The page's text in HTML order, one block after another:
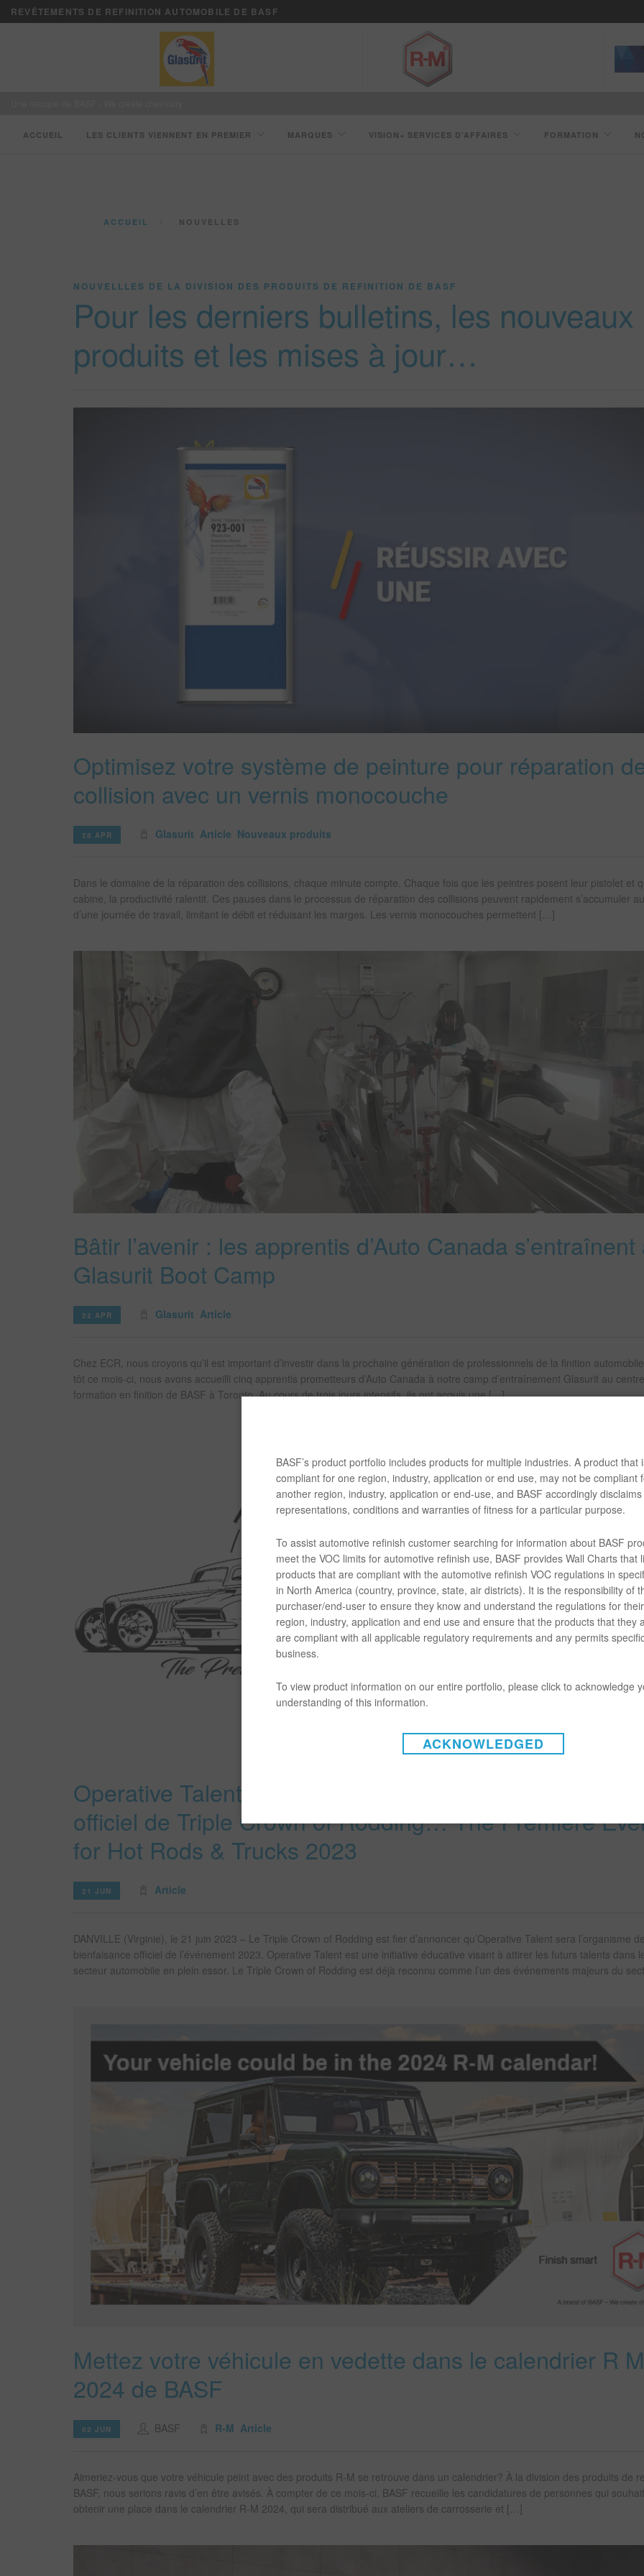
REVÊTEMENTS DE REFINITION AUTOMOBILE DE BASF
ACCUEIL LES CLIENTS VIENNENT EN PREMIER MARQUES VISION+ SERVICES D’AFFAIRES FORMATION
ACCUEIL NOUVELLES
NOUVELLLES DE LA DIVISION DES PRODUITS DE REFINITION DE BASF
Pour les derniers bulletins, les nouveaux
produits et les mises à jour…
Optimisez votre système de peinture pour réparation
collision avec un vernis monocouche
28 APR Glasurit Article Nouveaux produits
Dans le domaine de la réparation des collisions, chaque minute compte. Chaque fois que les peintres posent leur pistolet et
cabine, la productivité ralentit. Ces pauses dans le processus de réparation des collisions peuvent rapidement s’accumuler
d’une journée de travail, limitant le débit et réduisant les marges. Les vernis monocouches permettent […]
Bâtir l’avenir : les apprentis d’Auto Canada s’entraînent
Glasurit Boot Camp
22 APR Glasurit Article
Chez ECR, nous croyons qu’il est important d’investir dans la prochaine génération de professionnels de la finition
tôt ce mois-ci, nous avons accueilli cinq apprentis prometteurs d’Auto Canada à notre camp d’entraînement Glasurit au
formation en finition de BASF à Toronto. Au cours de trois jours intensifs, ils ont acquis une […]
Operative Talent devient l’organisme de bienfaisance
officiel de Triple Crown of Rodding… The Premiere
for Hot Rods & Trucks 2023
21 JUN Article
DANVILLE (Virginie), le 21 juin 2023 – Le Triple Crown of Rodding est fier d’annoncer qu’Operative Talent sera l’organisme
bienfaisance officiel de l’événement 2023. Operative Talent est une initiative éducative visant à attirer les futurs talents dans
secteur automobile en plein essor. Le Triple Crown of Rodding est déjà reconnu comme l’un des événements majeurs du
Mettez votre véhicule en vedette dans le calendrier R
2024 de BASF
02 JUN BASF R-M Article
Aimeriez-vous que votre véhicule peint avec des produits R‑M se retrouve dans un calendrier? À la division des produits de
BASF, nous serions ravis d’en être avisés. À compter de ce mois‑ci, BASF recueille les candidatures de personnes qui
obtenir une place dans le calendrier R‑M 2024, qui sera distribué aux ateliers de carrosserie et […]
BASF’s product portfolio includes products for multiple industries. A product that
compliant for one region, industry, application or end use, may not be compliant
another region, industry, application or end-use, and BASF accordingly
representations, conditions and warranties of fitness for a particular purpose.
To assist automotive refinish customer searching for information about BASF
meet the VOC limits for automotive refinish use, BASF provides Wall Charts that
products that are compliant with the automotive refinish VOC regulations in
in North America (country, province, state, air districts). It is the responsibility of
purchaser/end-user to ensure they know and understand the regulations for
region, industry, application and end use and ensure that the products that they
are compliant with all applicable regulatory requirements and any permits
business.
To view product information on our entire portfolio, please click to acknowledge
understanding of this information.
ACKNOWLEDGED